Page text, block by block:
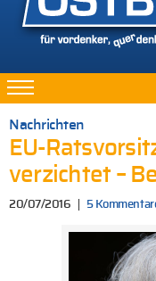
Nachrichten
EU-
verzichtet –
20/07/2016 5